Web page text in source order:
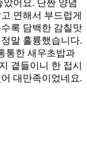
어요. 단짠 양념
연해서 부드럽게
록 담백한 감칠맛
말 훌륭했습니다.
통한 새우초밥과
곁들이니 한 접시
대만족이었네요.